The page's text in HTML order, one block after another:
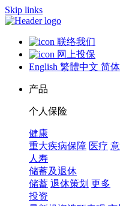
Skip links
联络我们
网上投保
English 繁體中文 简
产品
个人保险
健康
重大疾病保障 医疗
人寿
储蓄及退休
储蓄 退休策划 更多
投资